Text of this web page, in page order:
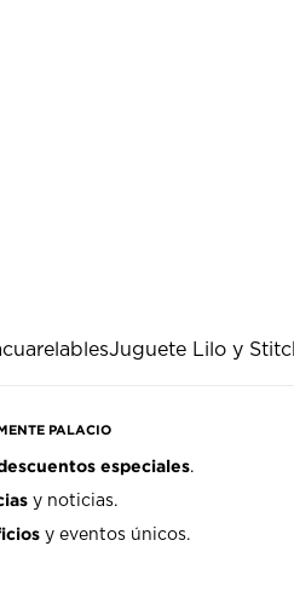
Juguete Lilo y
PALACIO
especiales.
y noticias.
y eventos únicos.